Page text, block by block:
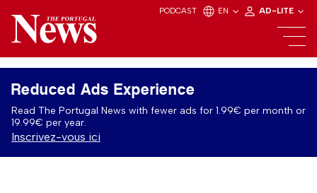
PODCAST EN AD-LITE
Reduced Ads Experience
Read The Portugal News with fewer ads for 1.99€ per month or
19.99€ per year.
Inscrivez-vous ici